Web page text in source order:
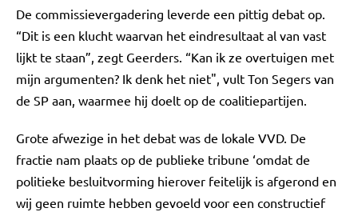
De commissievergadering leverde een pittig debat op.
“Dit is een klucht waarvan het eindresultaat al van vast
lijkt te staan”, zegt Geerders. “Kan ik ze overtuigen met
mijn argumenten? Ik denk het niet", vult Ton Segers van
de SP aan, waarmee hij doelt op de coalitiepartijen.
Grote afwezige in het debat was de lokale VVD. De
fractie nam plaats op de publieke tribune ‘omdat de
politieke besluitvorming hierover feitelijk is afgerond en
wij geen ruimte hebben gevoeld voor een constructief